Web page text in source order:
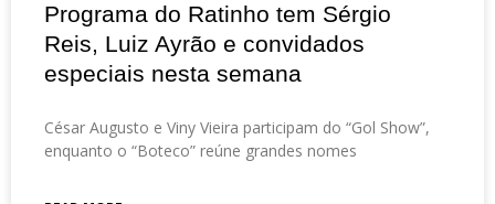
Programa do Ratinho tem Sérgio
Reis, Luiz Ayrão e convidados
especiais nesta semana
César Augusto e Viny Vieira participam do “Gol Show”,
enquanto o “Boteco” reúne grandes nomes